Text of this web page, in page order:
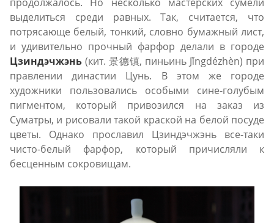
выделиться среди равных. Так, считается, что
потрясающе белый, тонкий, словно бумажный лист,
и удивительно прочный фарфор делали в городе
Цзиндэчжэнь (кит. 景德镇, пиньинь Jǐngdézhèn) при
правлении династии Цунь. В этом же городе
художники пользовались особыми сине-голубым
пигментом, который привозился на заказ из
Суматры, и рисовали такой краской на белой посуде
цветы. Однако прославил Цзиндэчжэнь все-таки
чисто-белый фарфор, который причисляли к
бесценным сокровищам.